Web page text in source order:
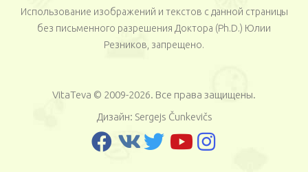
Использование изображений и текстов с данной страницы
без письменного разрешения Доктора (Ph.D.) Юлии
Резников, запрещено.
VitaTeva © 2009-2026. Все права защищены.
Дизайн: Sergejs Čunkevičs